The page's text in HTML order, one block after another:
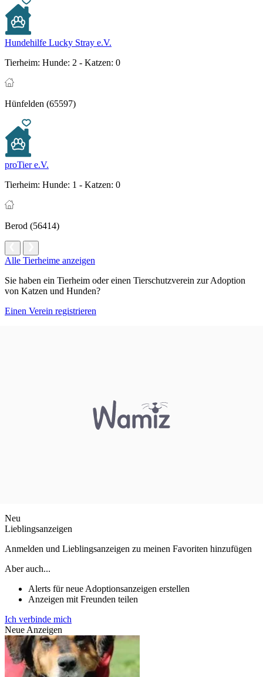
Hundehilfe Lucky Stray e.V.
Tierheim: Hunde: 2 - Katzen: 0
Hünfelden (65597)
proTier e.V.
Tierheim: Hunde: 1 - Katzen: 0
Berod (56414)
Alle Tierheime anzeigen
Sie haben ein Tierheim oder einen Tierschutzverein zur Adoption
von Katzen und Hunden?
Einen Verein registrieren
Neu
Lieblingsanzeigen
Anmelden und Lieblingsanzeigen zu meinen Favoriten hinzufügen
Aber auch...
Alerts für neue Adoptionsanzeigen erstellen
Anzeigen mit Freunden teilen
Ich verbinde mich
Neue Anzeigen